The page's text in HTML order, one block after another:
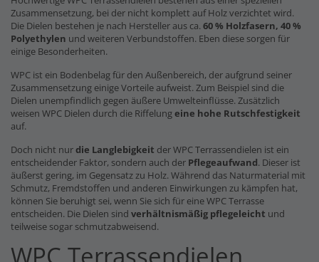
Zusammensetzung, bei der nicht komplett auf Holz verzichtet wird.
Die Dielen bestehen je nach Hersteller aus ca. 60 % Holzfasern, 40 %
Polyethylen und weiteren Verbundstoffen. Eben diese sorgen für
einige Besonderheiten.
WPC ist ein Bodenbelag für den Außenbereich, der aufgrund seiner
Zusammensetzung einige Vorteile aufweist. Zum Beispiel sind die
Dielen unempfindlich gegen äußere Umwelteinflüsse. Zusätzlich
weisen WPC Dielen durch die Riffelungeine hohe Rutschfestigkeit
auf.
Doch nicht nurdie Langlebigkeit der WPC Terrassendielen ist ein
entscheidender Faktor, sondern auch der Pflegeaufwand. Dieser ist
äußerst gering, im Gegensatz zu Holz. Während das Naturmaterial mit
Schmutz, Fremdstoffen und anderen Einwirkungen zu kämpfen hat,
können Sie beruhigt sei, wenn Sie sich für eine WPC Terrasse
entscheiden. Die Dielen sind verhältnismäßig pflegeleicht und
teilweise sogar schmutzabweisend.